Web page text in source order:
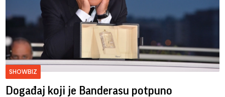
SHOWBIZ
Događaj koji je Banderasu potpuno